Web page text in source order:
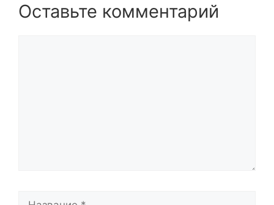
Оставьте комментарий